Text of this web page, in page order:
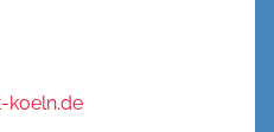
koeln.de